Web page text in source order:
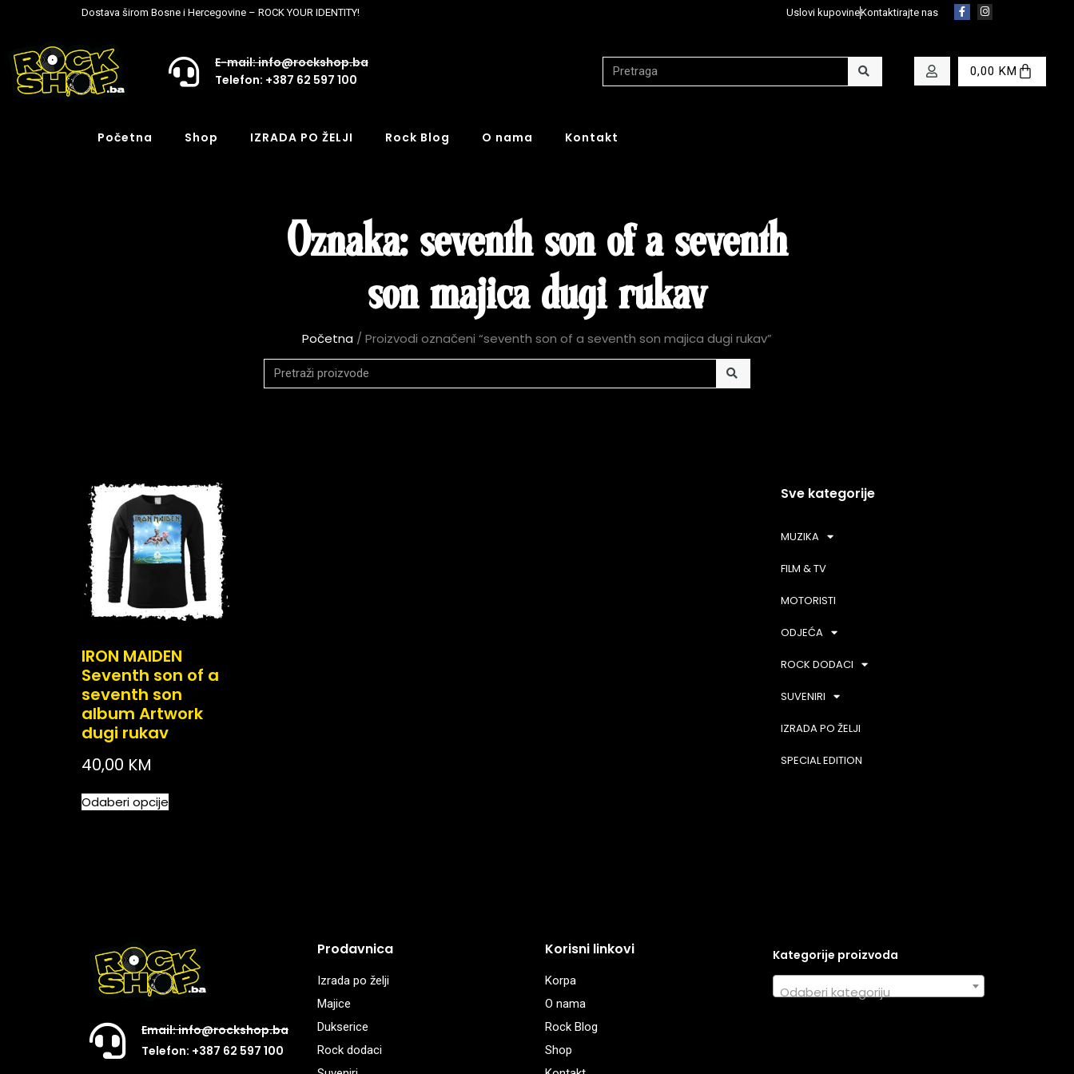
Dostava širom Bosne i Hercegovine – ROCK YOUR IDENTITY! Uslovi kupovineKontaktirajte nas
E-mail: info@rockshop.ba
Telefon: +387 62 597 100
0,00 KM
Početna Shop IZRADA PO ŽELJI Rock Blog O nama Kontakt
Oznaka: seventh son of a seventh
son majica dugi rukav
Početna / Proizvodi označeni “seventh son of a seventh son majica dugi rukav”
IRON MAIDEN
Seventh son of a
seventh son
album Artwork
dugi rukav
40,00 KM
Odaberi opcije
Sve kategorije
MUZIKA
FILM & TV
MOTORISTI
ODJEĆA
ROCK DODACI
SUVENIRI
IZRADA PO ŽELJI
SPECIAL EDITION
Email: info@rockshop.ba
Telefon: +387 62 597 100
Prodavnica
Izrada po želji
Majice
Dukserice
Rock dodaci
Korisni linkovi
Korpa
O nama
Rock Blog
Shop
Kategorije proizvoda
Odaberi kategoriju